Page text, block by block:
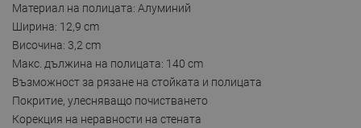
Материал на полицата: Алуминий
Ширина: 12,9 cm
Височина: 3,2 cm
Макс. дължина на полицата: 140 cm
Възможност за рязане на стойката и полицата
Покритие, улесняващо почистването
Корекция на неравности на стената